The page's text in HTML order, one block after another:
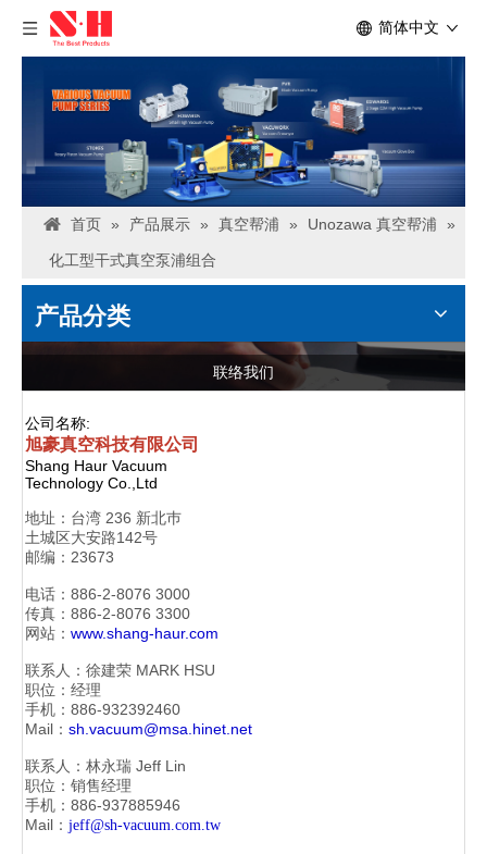
简体中文
首页 » 产品展示 » 真空帮浦 » Unozawa 真空帮浦 »
化工型干式真空泵浦组合
产品分类
联络我们
公司名称:
旭豪真空科技有限公司
Shang Haur Vacuum
Technology Co.,Ltd
地址： 台湾 236 新北巿
土城区大安路142号
邮编：23673
电话：886-2-8076 3000
传真：886-2-8076 3300
网站： www.shang-haur.com
联系人：徐建荣 MARK HSU
职位：经理
手机：886-932392460
Mail： sh.vacuum@msa.hinet.net
联系人：林永瑞 Jeff Lin
职位：销售经理
手机：886-937885946
Mail： jeff@sh-vacuum.com.tw